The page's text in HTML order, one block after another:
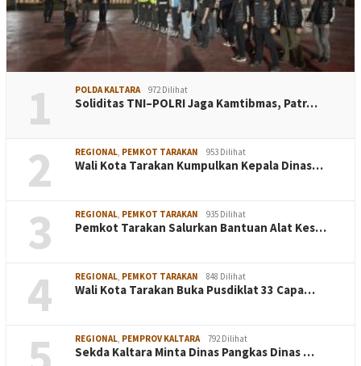
1 POLDA KALTARA 972 Dilihat
Soliditas TNI–POLRI Jaga Kamtibmas, Patr…
2 REGIONAL PEMKOT TARAKAN 953 Dilihat
Wali Kota Tarakan Kumpulkan Kepala Dinas…
3 REGIONAL PEMKOT TARAKAN 935 Dilihat
Pemkot Tarakan Salurkan Bantuan Alat Kes…
4 REGIONAL PEMKOT TARAKAN 848 Dilihat
Wali Kota Tarakan Buka Pusdiklat 33 Capa…
REGIONAL PEMPROV KALTARA 792 Dilihat
Sekda Kaltara Minta Dinas Pangkas Dinas …